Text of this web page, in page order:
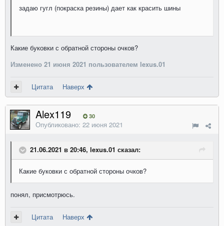
задаю гугл (покраска резины) дает как красить шины
Какие буковки с обратной стороны очков?
Изменено 21 июня 2021 пользователем lexus.01
Цитата Наверх
Alex119 30
Опубликовано: 22 июня 2021
21.06.2021 в 20:46, lexus.01 сказал:
Какие буковки с обратной стороны очков?
понял, присмотрюсь.
Цитата Наверх